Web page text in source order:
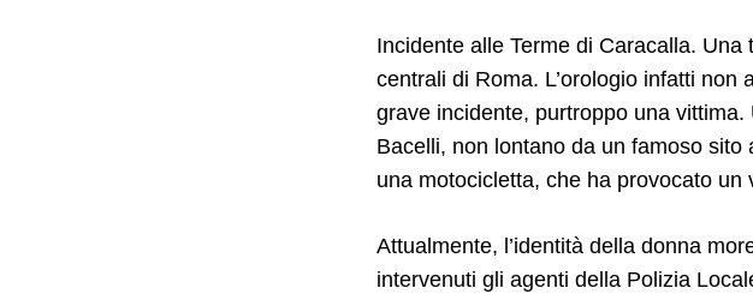
Incidente alle Terme di Caracalla.
centrali di Roma. L’orologio infatti
grave incidente, purtroppo una
Bacelli, non lontano da un famoso sito
una motocicletta, che ha provocato un
Attualmente, l’identità della donna
intervenuti gli agenti della Polizia